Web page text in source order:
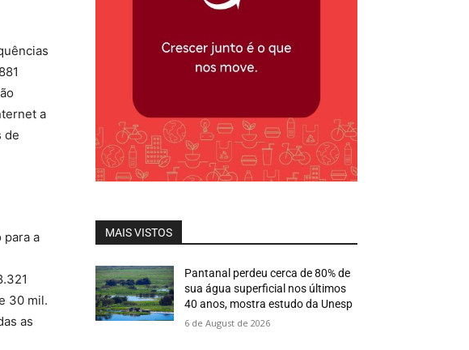
a
de
para a
30 mil.
as
MAIS VISTOS
Pantanal perdeu cerca de 80% de
sua água superficial nos últimos
40 anos, mostra estudo da Unesp
6 de August de 2026